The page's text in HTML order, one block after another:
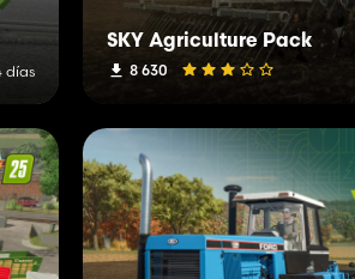
días
SKY Agriculture Pack
8 630